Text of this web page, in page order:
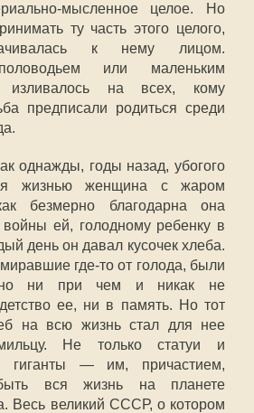
мысленное целое. Но
ту часть этого целого,
к нему лицом.
или маленьким
изливалось на всех, кому
предписали родиться среди
однажды, годы назад, убогого
жизнью женщина с жаром
безмерно благодарна она
ей, голодному ребенку в
день он давал кусочек хлеба.
где-то от голода, были
ни при чем и никак не
ее, ни в память. Но тот
на всю жизнь стал для нее
Не только статуи и
гиганты — им, причастием,
вся жизнь на планете
Весь великий СССР, о котором